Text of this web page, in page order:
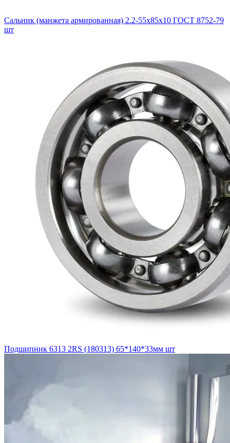
Сальник (манжета армированная) 2.2-55х85х10 ГОСТ 8752-79
шт
Подшипник 6313 2RS (180313) 65*140*33мм шт